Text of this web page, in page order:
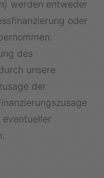
werden entweder
oder
des
unsere
der